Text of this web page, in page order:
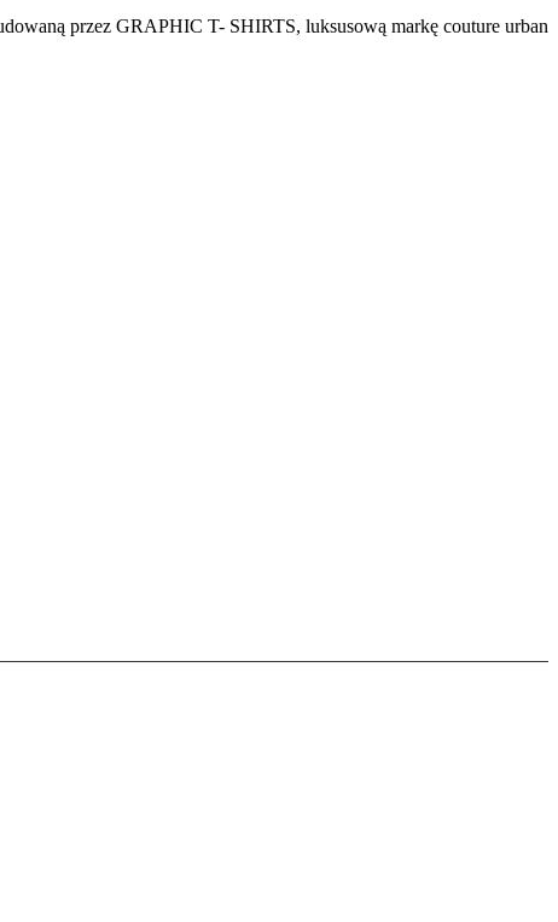
przez GRAPHIC T- SHIRTS, luksusową markę couture urban